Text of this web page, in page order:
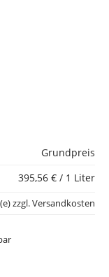
Grundpreis
395,56 € / 1 Liter
zzgl. Versandkosten